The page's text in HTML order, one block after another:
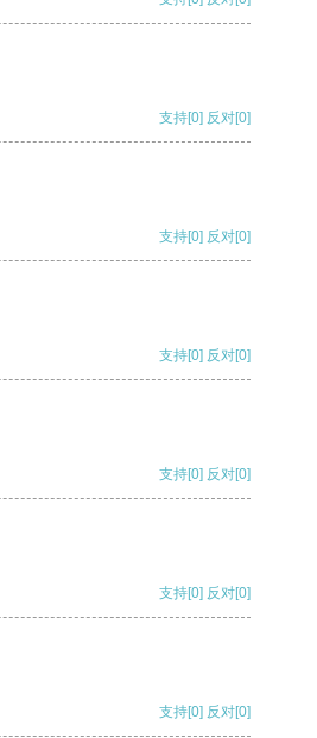
支持[0] 反对[0]
支持[0] 反对[0]
支持[0] 反对[0]
支持[0] 反对[0]
支持[0] 反对[0]
支持[0] 反对[0]